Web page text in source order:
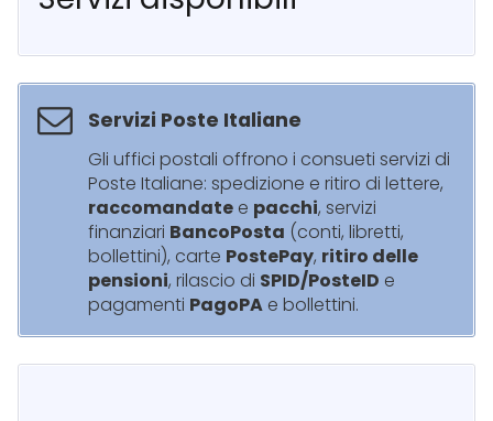
Servizi Poste Italiane
Gli uffici postali offrono i consueti servizi di
Poste Italiane: spedizione e ritiro di lettere,
raccomandate e pacchi, servizi
finanziari BancoPosta (conti, libretti,
bollettini), carte PostePay, ritiro delle
pensioni, rilascio di SPID/PosteID e
pagamenti PagoPA e bollettini.